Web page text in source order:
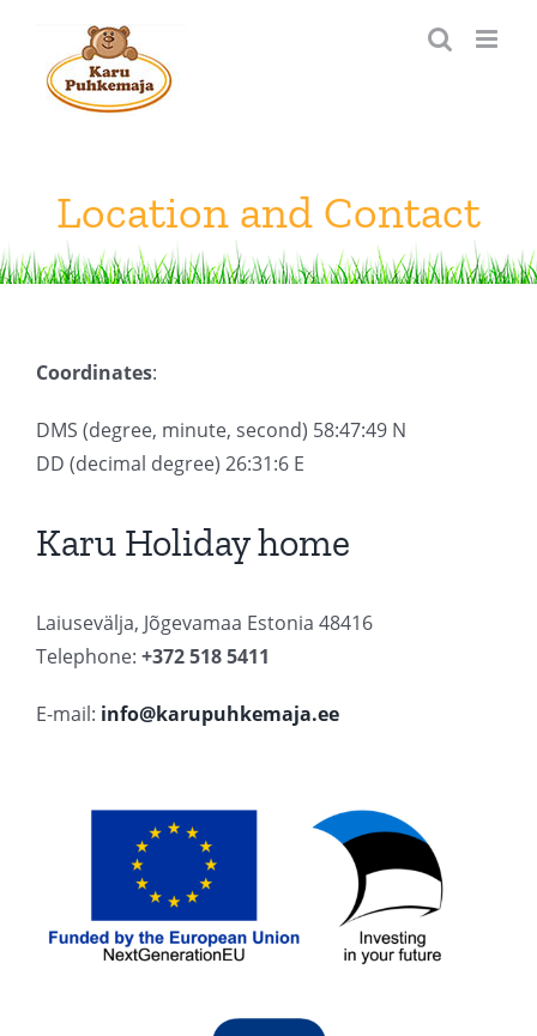
content
Location and Contact
Coordinates:
DMS (degree, minute, second) 58:47:49 N
DD (decimal degree) 26:31:6 E
Karu Holiday home
Laiusevälja, Jõgevamaa Estonia 48416
Telephone: +372 518 5411
E-mail: info@karupuhkemaja.ee